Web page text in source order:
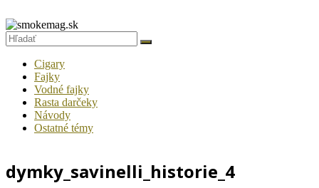
na
obsah
smokemag.sk
Fajčiarsky
magazín
pre
gurmánov
tabaku
Cigary
Fajky
Vodné fajky
Rasta darčeky
Návody
Ostatné témy
dymky_savinelli_historie_4